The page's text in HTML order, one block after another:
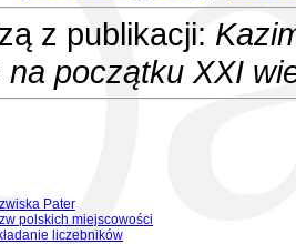
z publikacji:
na początku XXI
Pater
polskich miejscowości
liczebników